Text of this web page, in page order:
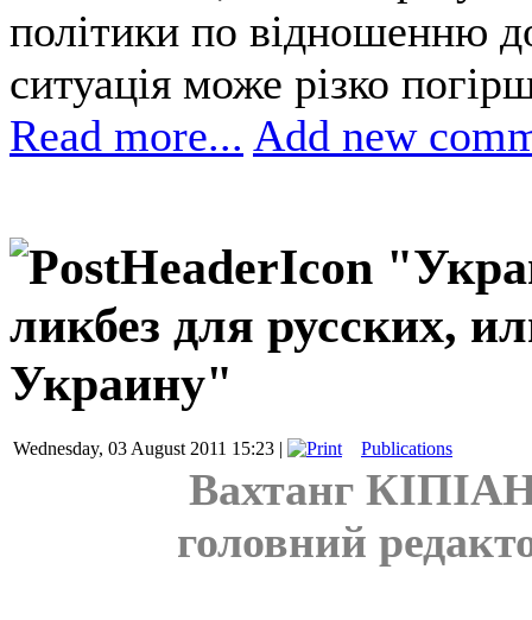
політики по відношенню
ситуація може різко
Read more... Add new
ликбез для русских,
Украину"
Wednesday, 03 August 2011 15:23 | Publications
Вахтанг
головний